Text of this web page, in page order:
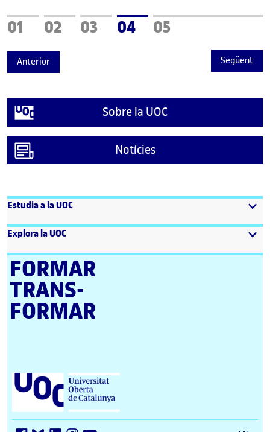
Anterior
Pàgina
01 Pàgina
02 Pàgina
03 Pàgina
04 Pàgina
05
Següent
Sobre la UOC
Notícies
Estudia a la UOC
Explora la UOC
FORMAR
TRANS­
FORMAR
Universitat Oberta de Catalunya (UOC)